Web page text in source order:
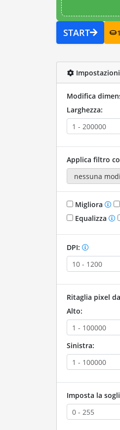
START 1
Modifica
Larghezza:
Applica filtro
Migliora
Equalizza
DPI:
Ritaglia pixel
Alto:
Sinistra:
Imposta la